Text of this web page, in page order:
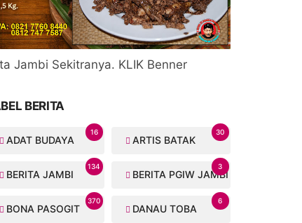
Jambi Sekitranya. KLIK Benner
BERITA
ADAT BUDAYA
16
ARTIS BATAK
30
BERITA JAMBI
134
BERITA PGIW JAMBI
3
BONA PASOGIT
370
DANAU TOBA
6